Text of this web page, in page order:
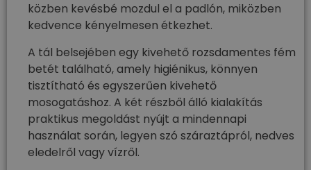
közben kevésbé mozdul el a padlón, miközben
kedvence kényelmesen étkezhet.
A tál belsejében egy kivehető rozsdamentes fém
betét található, amely higiénikus, könnyen
tisztítható és egyszerűen kivehető
mosogatáshoz. A két részből álló kialakítás
praktikus megoldást nyújt a mindennapi
használat során, legyen szó száraztápról, nedves
eledelről vagy vízről.